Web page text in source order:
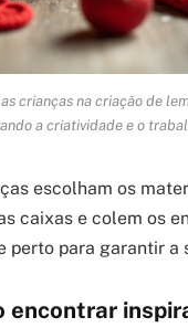
crianças na criação de
a criatividade e o
escolham os
caixas e colem os
perto para garantir a
encontrar